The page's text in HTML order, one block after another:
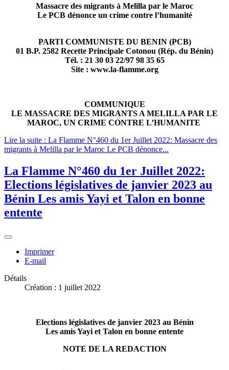
Massacre des migrants à Melilla par le Maroc
Le PCB dénonce un crime contre l’humanité
PARTI COMMUNISTE DU BENIN (PCB)
01 B.P. 2582 Recette Principale Cotonou (Rép. du Bénin)
Tél. : 21 30 03 22/97 98 35 65
Site : www.la-flamme.org
COMMUNIQUE
LE MASSACRE DES MIGRANTS A MELILLA PAR LE
MAROC, UN CRIME CONTRE L’HUMANITE
Lire la suite : La Flamme N°460 du 1er Juillet 2022: Massacre des
migrants à Melilla par le Maroc Le PCB dénonce...
La Flamme N°460 du 1er Juillet 2022:
Elections législatives de janvier 2023 au
Bénin Les amis Yayi et Talon en bonne
entente
Imprimer
E-mail
Détails
Création : 1 juillet 2022
Elections législatives de janvier 2023 au Bénin
Les amis Yayi et Talon en bonne entente
NOTE DE LA REDACTION